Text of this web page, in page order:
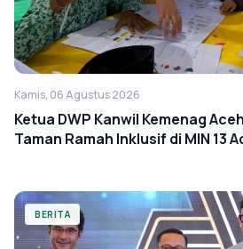
Kamis, 06 Agustus 2026
Ketua DWP Kanwil Kemenag
Taman Ramah Inklusif di MIN 13
BERITA